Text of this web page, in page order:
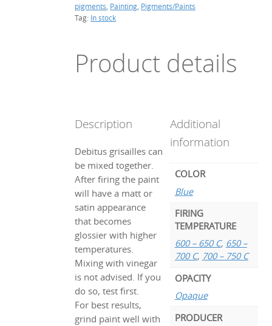
pigments Painting Pigments/Paints
Tag: In stock
Product details
Description
Debitus grisailles can
be mixed together.
After firing the paint
will have a matt or
satin appearance
that becomes
glossier with higher
temperatures.
Mixing with vinegar
is not advised. If you
do so, test first.
For best results,
grind paint well with
Additional
information
COLOR
Blue
FIRING
TEMPERATURE
600 – 650 C, 650 –
700 C, 700 – 750 C
OPACITY
Opaque
PRODUCER